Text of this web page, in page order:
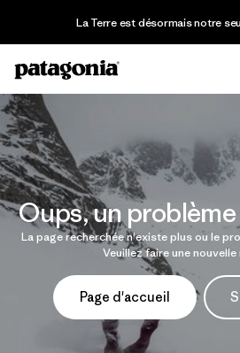
La Terre est désormais notre
Oups, un
La page recherchée n'existe plus ou le
Veuillez faire une
Page d'accueil